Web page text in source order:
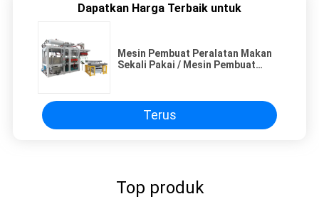
Dapatkan Harga Terbaik untuk
Mesin Pembuat Peralatan Makan
Sekali Pakai / Mesin Pembuat
Terus
Top produk